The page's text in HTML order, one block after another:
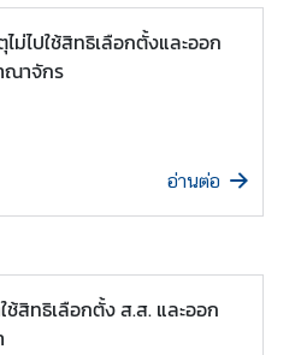
ไม่ไปใช้สิทธิเลือกตั้งและออก
ณาจักร
อ่านต่อ
ช้สิทธิเลือกตั้ง ส.ส. และออก